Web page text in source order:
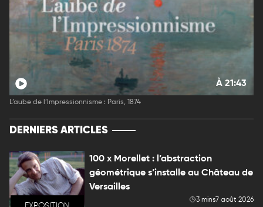
À 21:43
L’aube de l’Impressionnisme : Paris, 1874
DERNIERS ARTICLES
100 x Morellet : l’abstraction
géométrique s’installe au Château de
Versailles
3 mins7 août 2026